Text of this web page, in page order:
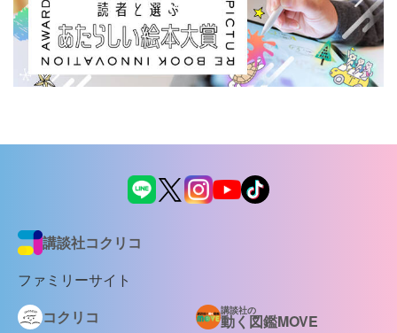
講談社コクリコ
ファミリーサイト
コクリコ
講談社の
動く図鑑MOVE